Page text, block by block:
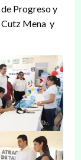
Progreso y
Cutz Mena y